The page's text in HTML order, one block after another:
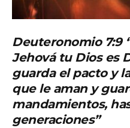
Deuteronomio 7:9
Jehová tu Dios es
guarda el pacto y
que le aman y
mandamientos,
generaciones”